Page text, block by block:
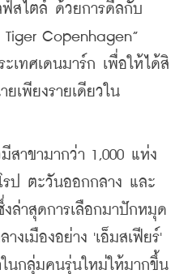
สไตล์ ด้วยการดีลกับ
Tiger Copenhagen”
เทศเดนมาร์ก เพื่อ ให้ได้สิ
เพียงรายเดียวใน
ขามากว่า 1,000 แห่ง
รป ตะวันออกกลาง และ
ล่าสุดการเลือกมาปักหมุด
งเมืองอย่าง 'เอ็มสเฟียร์'
นกลุ่มคนรุ่นใหม่ให้มากขึ้น